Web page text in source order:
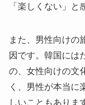
「楽しくない」と
また、男性向けの
因です。韓国には
の、女性向けの文
く、男性が本当に
しいこともありま